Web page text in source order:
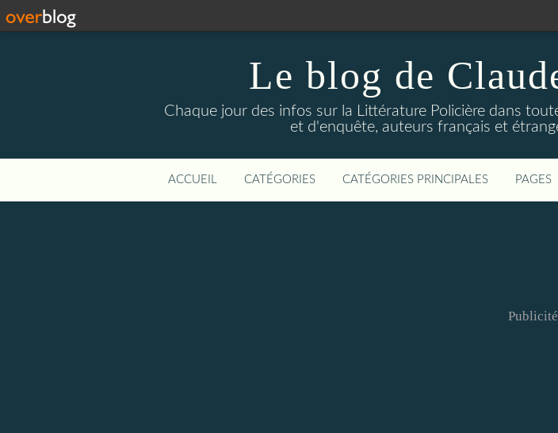
Le blog de
Chaque jour des infos sur la Littérature Policière dans
et d'enquête, auteurs français et
ACCUEIL CATÉGORIES CATÉGORIES PRINCIPALES PAGES
Publicité